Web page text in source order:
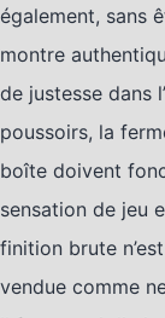
également, sans
montre
de justesse dans
poussoirs, la
boîte doivent
sensation de jeu
finition brute
vendue comme